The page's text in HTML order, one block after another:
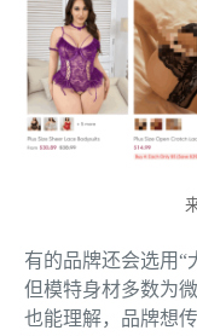
有的品牌还会选用“
但模特身材多数为
也能理解，品牌想